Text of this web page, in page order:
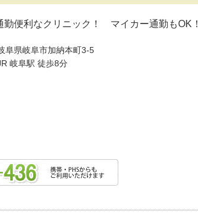
便利なクリニック！ マイカー通勤もOK！
阜県岐阜市加納本町3-5
岐阜駅 徒歩8分